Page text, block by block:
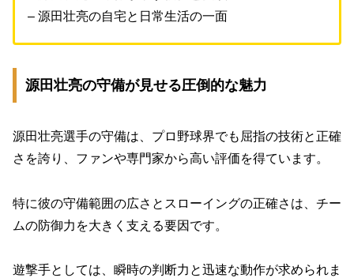
– 源田壮亮の自宅と日常生活の一面
源田壮亮の守備が見せる圧倒的な魅力
源田壮亮選手の守備は、プロ野球界でも屈指の技術と正確
さを誇り、ファンや専門家から高い評価を得ています。
特に彼の守備範囲の広さとスローイングの正確さは、チー
ムの防御力を大きく支える要因です。
遊撃手としては、瞬時の判断力と迅速な動作が求められま